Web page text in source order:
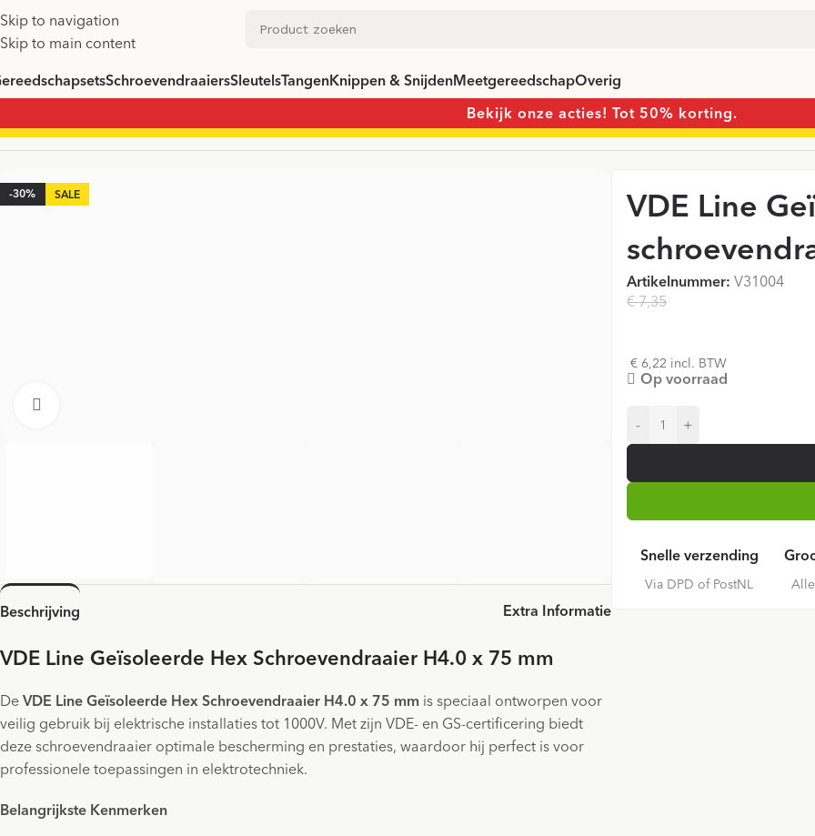
Skip to navigation
Skip to main content
Bekijk onze acties! Tot 50% korting.
SchroevendraaiersSleutelsTangenKnippen & SnijdenMeetgereedschapOverig
Home/Schroevendraaiers/Hex Schroevendraaiers/VDE Line Geïsoleerde Hex schroevendraaier H4.0 x 75 mm
-30%
Beschrijving Extra Informatie
VDE Line Geïsoleerde Hex Schroevendraaier H4.0 x 75 mm
De VDE Line Geïsoleerde Hex Schroevendraaier H4.0 x 75 mm is speciaal ontworpen voor
veilig gebruik bij elektrische installaties tot 1000V. Met zijn VDE- en GS-certificering biedt
deze schroevendraaier optimale bescherming en prestaties, waardoor hij perfect is voor
professionele toepassingen in elektrotechniek.
Belangrijkste Kenmerken
VDE Line
Artikelnummer: V31004
€ 7,35
€ 6,22 incl. BTW
Op voorraad
- +
Snelle verzending
Via DPD of PostNL